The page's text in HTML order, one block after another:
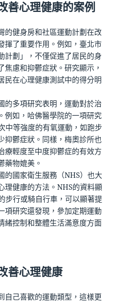
善心理健康的案例
的健身房和社區運動計劃在改
揮了重要作用。例如，臺北市
計劃」，不僅促進了居民的身
焦慮和抑鬱症狀。研究顯示，
民在心理健康測試中的得分明
的多項研究表明，運動對於治
例如，哈佛醫學院的一項研究
中等強度的有氧運動，如跑步
抑鬱症狀。同樣，梅奧診所也
療輕度至中度抑鬱症的有效方
藥物媲美。
的國家衛生服務（NHS）也大
理健康的方法。NHS的資料顯
步行或騎自行車，可以顯著提
項研究還發現，參加定期運動
緒控制和整體生活滿意度方面
善心理健康
自己喜歡的運動類型，這樣更